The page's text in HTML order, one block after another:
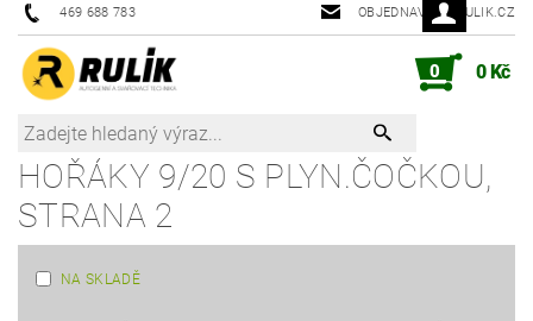
469 688 783 OBJEDNAVKY@RULIK.CZ
0 0 Kč
HOŘÁKY 9/20 S PLYN.ČOČKOU,
STRANA 2
NA SKLADĚ